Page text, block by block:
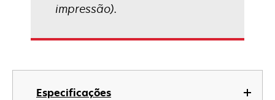
Especificações
impressão).